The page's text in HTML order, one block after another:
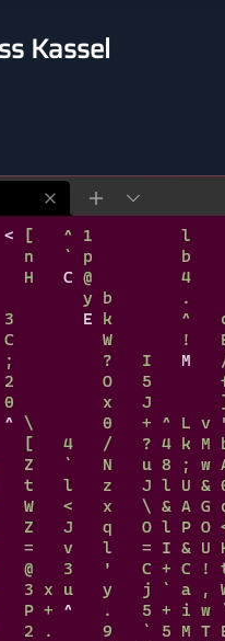
Kassel